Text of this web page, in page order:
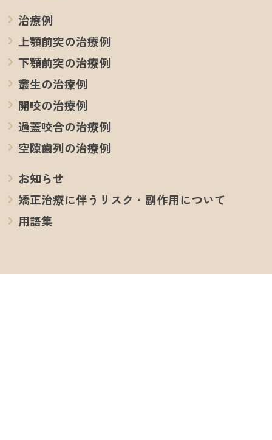
治療例
上顎前突の治療例
下顎前突の治療例
叢生の治療例
開咬の治療例
過蓋咬合の治療例
空隙歯列の治療例
お知らせ
矯正治療に伴うリスク・副作用について
用語集